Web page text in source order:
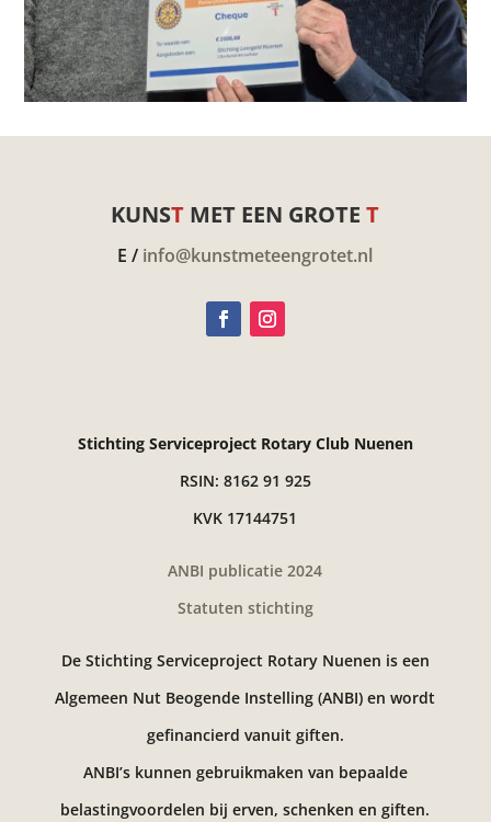
KUNST MET EEN GROTET
E / info@kunstmeteengrotet.nl
Stichting Serviceproject Rotary Club Nuenen
RSIN: 8162 91 925
KVK 17144751
ANBI publicatie 2024
Statuten stichting
De Stichting Serviceproject Rotary Nuenen is een
Algemeen Nut Beogende Instelling (ANBI) en wordt
gefinancierd vanuit giften.
ANBI’s kunnen gebruikmaken van bepaalde
belastingvoordelen bij erven, schenken en giften.